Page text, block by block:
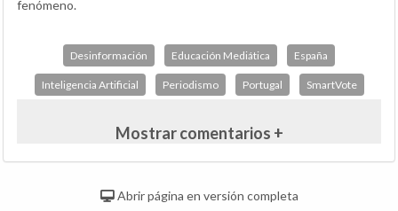
fenómeno.
Desinformación Educación Mediática España
Inteligencia Artificial Periodismo Portugal SmartVote
Mostrar comentarios +
Abrir página en versión completa